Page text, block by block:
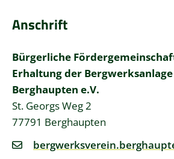
Anschrift
Bürgerliche
Erhaltung der
Berghaupten e.V.
St. Georgs Weg 2
77791 Berghaupten